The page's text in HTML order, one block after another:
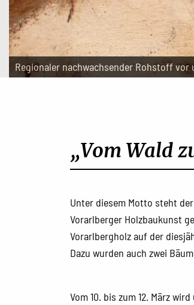
Regionaler nachwachsender Rohstoff vor
„Vom Wald
Unter diesem Motto steht
Vorarlberger Holzbaukunst
Vorarlbergholz auf der
Dazu wurden auch zwei
Vom 10. bis zum 12. März